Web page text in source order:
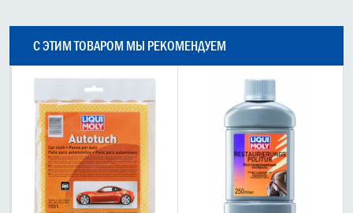
С ЭТИМ ТОВАРОМ МЫ РЕКОМЕНДУЕМ